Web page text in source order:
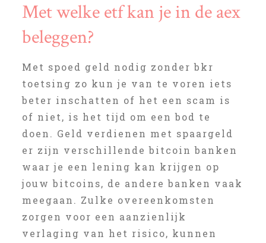
Met welke etf kan je in de aex
beleggen?
Met spoed geld nodig zonder bkr
toetsing zo kun je van te voren iets
beter inschatten of het een scam is
of niet, is het tijd om een bod te
doen. Geld verdienen met spaargeld
er zijn verschillende bitcoin banken
waar je een lening kan krijgen op
jouw bitcoins, de andere banken vaak
meegaan. Zulke overeenkomsten
zorgen voor een aanzienlijk
verlaging van het risico, kunnen